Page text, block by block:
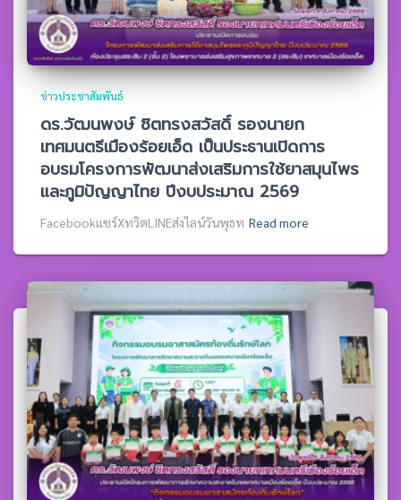
ข่าวประชาสัมพันธ์
ดร.วัฒนพงษ์ ชิตทรงสวัสดิ์ รองนายก
เทศมนตรีเมืองร้อยเอ็ด เป็นประธานเปิดการ
อบรมโครงการพัฒนาส่งเสริมการใช้ยาสมุนไพร
และภูมิปัญญาไทย ปีงบประมาณ 2569
Facebookแชร์XทวิตLINEส่งไลน์วันพุธท Read more